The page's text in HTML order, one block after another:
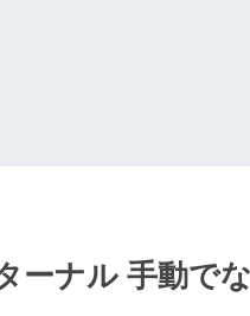
ーナル 手動で